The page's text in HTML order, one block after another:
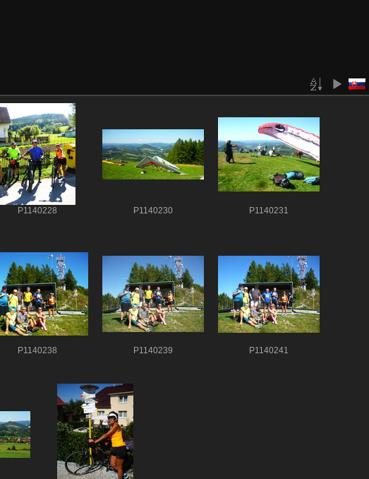
P1140228 P1140230 P1140231
P1140238 P1140239 P1140241